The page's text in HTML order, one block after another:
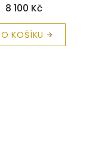
8 100 Kč
KOŠÍKU